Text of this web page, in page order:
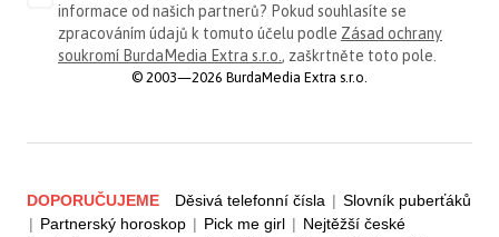
informace od našich partnerů? Pokud souhlasíte se
zpracováním údajů k tomuto účelu podle Zásad ochrany
soukromí BurdaMedia Extra s.r.o., zaškrtněte toto pole.
© 2003—2026 BurdaMedia Extra s.r.o.
DOPORUČUJEME Děsivá telefonní čísla | Slovník puberťáků
| Partnerský horoskop | Pick me girl | Nejtěžší české